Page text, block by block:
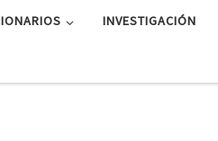
INVESTIGACIÓN